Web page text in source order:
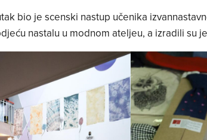
bio je scenski nastup učenika
nastalu u modnom ateljeu, a izradili su